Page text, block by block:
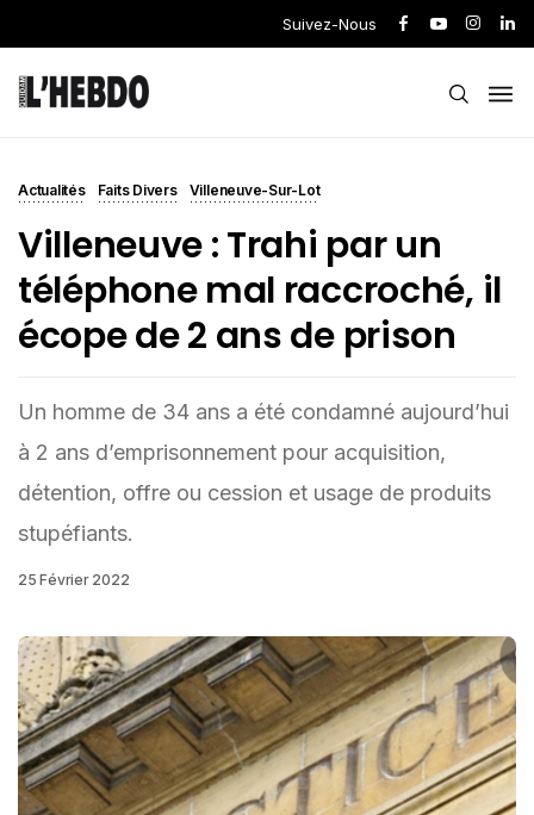
Suivez-Nous
Actualités Faits Divers Villeneuve-Sur-Lot
Villeneuve : Trahi par un
téléphone mal raccroché, il
écope de 2 ans de prison
Un homme de 34 ans a été condamné aujourd’hui
à 2 ans d’emprisonnement pour acquisition,
détention, offre ou cession et usage de produits
stupéfiants.
25 Février 2022